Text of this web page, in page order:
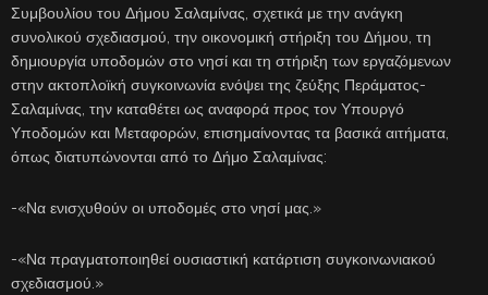
Συμβουλίου του Δήμου Σαλαμίνας, σχετικά με την ανάγκη
συνολικού σχεδιασμού, την οικονομική στήριξη του Δήμου, τη
δημιουργία υποδομών στο νησί και τη στήριξη των εργαζόμενων
στην ακτοπλοϊκή συγκοινωνία ενόψει της ζεύξης Περάματος-
Σαλαμίνας, την καταθέτει ως αναφορά προς τον Υπουργό
Υποδομών και Μεταφορών, επισημαίνοντας τα βασικά αιτήματα,
όπως διατυπώνονται από το Δήμο Σαλαμίνας:
-«Να ενισχυθούν οι υποδομές στο νησί μας.»
-«Να πραγματοποιηθεί ουσιαστική κατάρτιση συγκοινωνιακού
σχεδιασμού.»